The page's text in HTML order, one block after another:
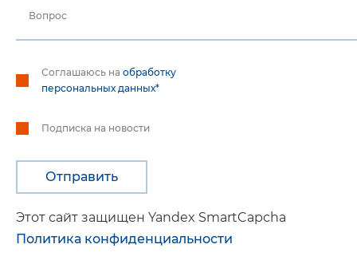
Вопрос
Соглашаюсь на обработку
персональных данных*
Подписка на новости
Этот сайт защищен Yandex SmartCapcha
Политика конфиденциальности